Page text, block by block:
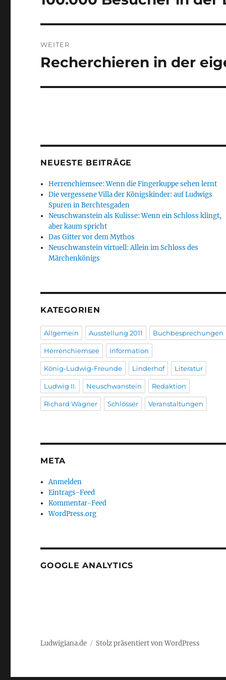
WEITER
Nächster
Recherchieren in der
NEUESTE BEITRÄGE
Herrenchiemsee: Wenn die Fingerkuppe sehen lernt
Die vergessene Villa der Königskinder: auf Ludwigs
Spuren in Berchtesgaden
Neuschwanstein als Kulisse: Wenn ein Schloss klingt,
aber kaum spricht
Das Gitter vor dem Mythos
Neuschwanstein virtuell: Allein im Schloss des
Märchenkönigs
KATEGORIEN
Allgemein Ausstellung 2011 Buchbesprechungen
Herrenchiemsee Information
König-Ludwig-Freunde Linderhof Literatur
Ludwig II. Neuschwanstein Redaktion
Richard Wagner Schlösser Veranstaltungen
META
Anmelden
Eintrags-Feed
Kommentar-Feed
WordPress.org
GOOGLE ANALYTICS
Ludwigiana.de Stolz präsentiert von WordPress